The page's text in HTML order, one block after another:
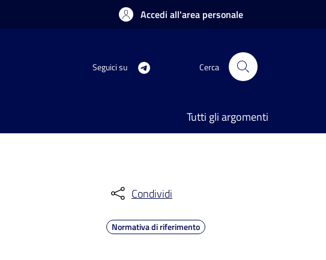
Accedi all'area personale
Seguici su Cerca
Tutti gli argomenti
Condividi
Normativa di riferimento